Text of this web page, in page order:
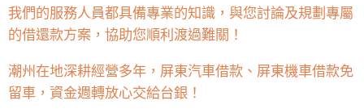
我們的服務人員都具備專業的知識，與您討論及規劃專屬
的借還款方案，協助您順利渡過難關！
潮州在地深耕經營多年，屏東汽車借款、屏東機車借款免
留車，資金週轉放心交給台銀！